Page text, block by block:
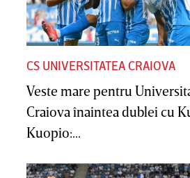
CS UNIVERSITATEA CRAIOVA
Veste mare pentru
Craiova înaintea dublei cu
Kuopio:...